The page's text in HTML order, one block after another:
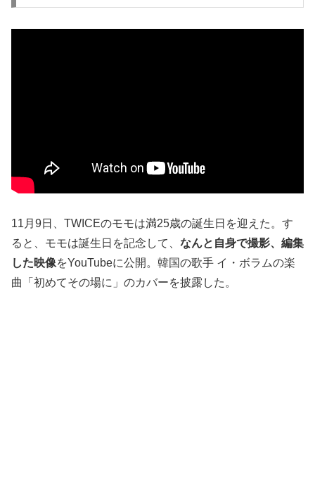
11月9日、TWICEのモモは満25歳の誕生日を迎えた。す
ると、モモは誕生日を記念して、 なんと自身で撮影、編集
した映像をYouTubeに公開。韓国の歌手 イ・ボラムの楽
曲「初めてその場に」のカバーを披露した。